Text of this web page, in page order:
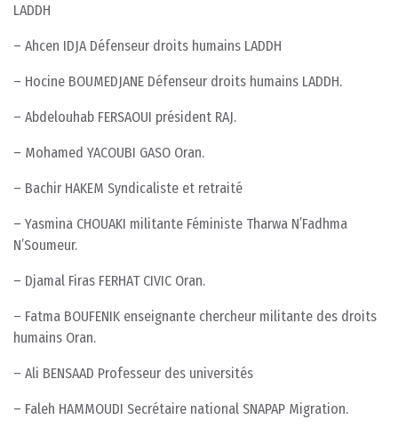
LADDH
– Ahcen IDJA Défenseur droits humains LADDH
– Hocine BOUMEDJANE Défenseur droits humains LADDH.
– Abdelouhab FERSAOUI président RAJ.
– Mohamed YACOUBI GASO Oran.
– Bachir HAKEM Syndicaliste et retraité
– Yasmina CHOUAKI militante Féministe Tharwa N’Fadhma
N’Soumeur.
– Djamal Firas FERHAT CIVIC Oran.
– Fatma BOUFENIK enseignante chercheur militante des droits
humains Oran.
– Ali BENSAAD Professeur des universités
– Faleh HAMMOUDI Secrétaire national SNAPAP Migration.